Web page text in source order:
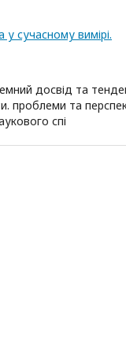
сучасному вимірі.
досвід та
проблеми та
спі